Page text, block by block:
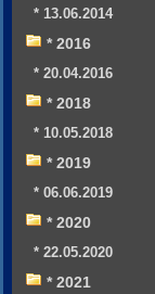
* 13.06.2014
* 2016
* 20.04.2016
* 2018
* 10.05.2018
* 2019
* 06.06.2019
* 2020
* 22.05.2020
* 2021